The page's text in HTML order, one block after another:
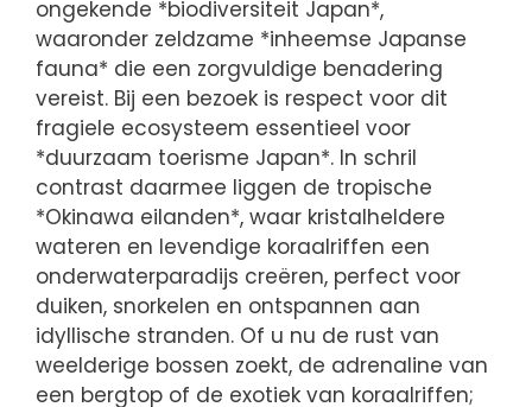
ongekende *biodiversiteit Japan*,
waaronder zeldzame *inheemse Japanse
fauna* die een zorgvuldige benadering
vereist. Bij een bezoek is respect voor dit
fragiele ecosysteem essentieel voor
*duurzaam toerisme Japan*. In schril
contrast daarmee liggen de tropische
*Okinawa eilanden*, waar kristalheldere
wateren en levendige koraalriffen een
onderwaterparadijs creëren, perfect voor
duiken, snorkelen en ontspannen aan
idyllische stranden. Of u nu de rust van
weelderige bossen zoekt, de adrenaline van
een bergtop of de exotiek van koraalriffen;